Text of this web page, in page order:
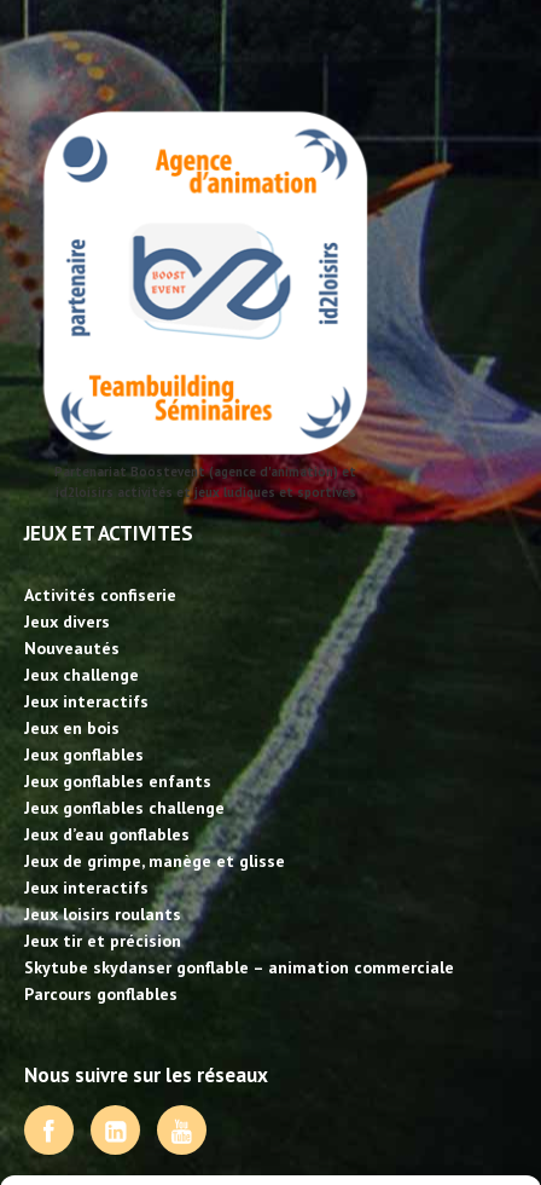
Partenariat Boostevent (agence d'animation) et
id2loisirs activités et jeux ludiques et sportives
JEUX ET ACTIVITES
Activités confiserie
Jeux divers
Nouveautés
Jeux challenge
Jeux interactifs
Jeux en bois
Jeux gonflables
Jeux gonflables enfants
Jeux gonflables challenge
Jeux d’eau gonflables
Jeux de grimpe, manège et glisse
Jeux interactifs
Jeux loisirs roulants
Jeux tir et précision
Skytube skydanser gonflable – animation commerciale
Parcours gonflables
Nous suivre sur les réseaux